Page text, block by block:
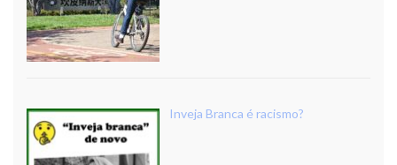
Inveja Branca é racismo?